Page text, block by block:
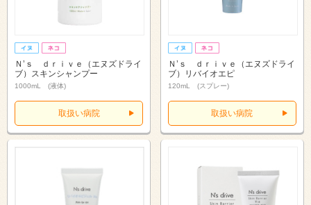
Ｎ’ｓ ｄｒｉｖｅ（エヌズドライ
ブ）スキンシャンプー
1000mL (液体)
取扱い病院
Ｎ’ｓ ｄｒｉｖｅ（エヌズドライ
ブ）リバイオエピ
120mL (スプレー)
取扱い病院